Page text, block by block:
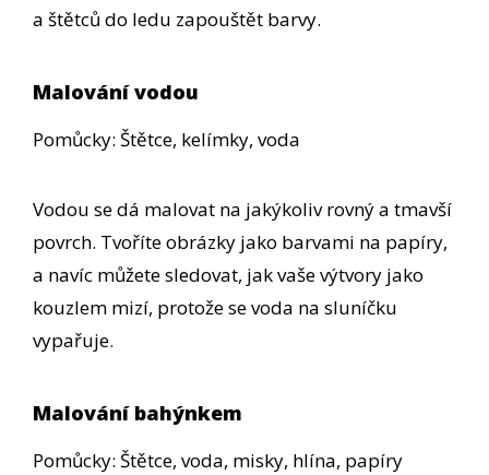
a štětců do ledu zapouštět barvy.
Malování vodou
Pomůcky: Štětce, kelímky, voda
Vodou se dá malovat na jakýkoliv rovný a tmavší
povrch. Tvoříte obrázky jako barvami na papíry,
a navíc můžete sledovat, jak vaše výtvory jako
kouzlem mizí, protože se voda na sluníčku
vypařuje.
Malování bahýnkem
Pomůcky: Štětce, voda, misky, hlína, papíry